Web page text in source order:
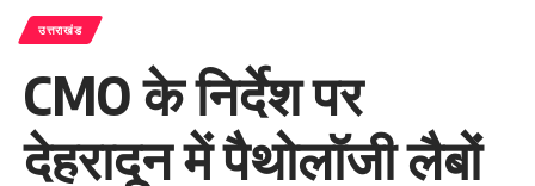
उत्तराखंड
CMO के निर्देश पर
देहरादून में पैथोलॉजी लैबों